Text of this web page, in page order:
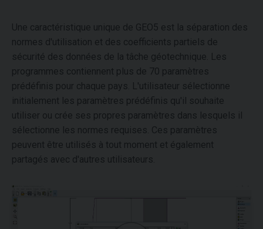
Une caractéristique unique de GEO5 est la séparation des
normes d'utilisation et des coefficients partiels de
sécurité des données de la tâche géotechnique. Les
programmes contiennent plus de 70 paramètres
prédéfinis pour chaque pays. L'utilisateur sélectionne
initialement les paramètres prédéfinis qu'il souhaite
utiliser ou crée ses propres paramètres dans lesquels il
sélectionne les normes requises. Ces paramètres
peuvent être utilisés à tout moment et également
partagés avec d'autres utilisateurs.